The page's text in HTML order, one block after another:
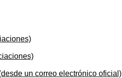
un correo electrónico oficial)